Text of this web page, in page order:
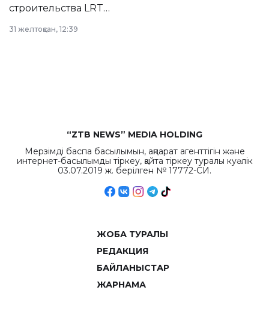
строительства LRT
республиканского
31 желтоқсан, 12:39
“ZTB NEWS” MEDIA HOLDING
Мерзімді баспа басылымын, ақпарат агенттігін және
интернет-басылымды тіркеу, қайта тіркеу туралы куәлік
03.07.2019 ж. берілген № 17772-СИ.
ЖОБА ТУРАЛЫ
РЕДАКЦИЯ
БАЙЛАНЫСТАР
ЖАРНАМА